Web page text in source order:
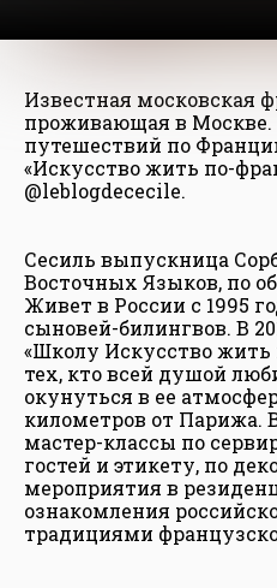
Известная московская
проживающая в
путешествий по
«Искусство жить по-
@leblogdececile.
Сесиль выпускница
Восточных Языков, по
Живет в России с 1995
сыновей-билингвов. В
«Школу Искусство жить
тех, кто всей душой
окунуться в ее
километров от Парижа.
мастер-классы по
гостей и этикету, по
мероприятия в
ознакомления
традициями